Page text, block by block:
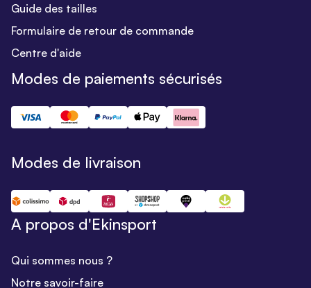
Guide des tailles
Formulaire de retour de commande
Centre d'aide
Modes de paiements sécurisés
Modes de livraison
A propos d'Ekinsport
Qui sommes nous ?
Notre savoir-faire